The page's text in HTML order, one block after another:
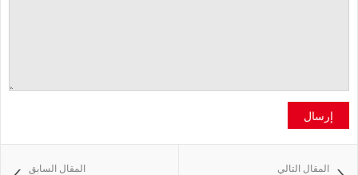
إرسال
المقال السابق المقال التالي